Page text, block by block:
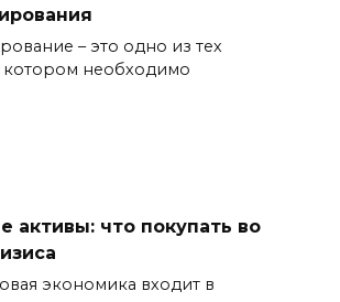
– это одно из тех
котором необходимо
активы: что покупать во
экономика входит в